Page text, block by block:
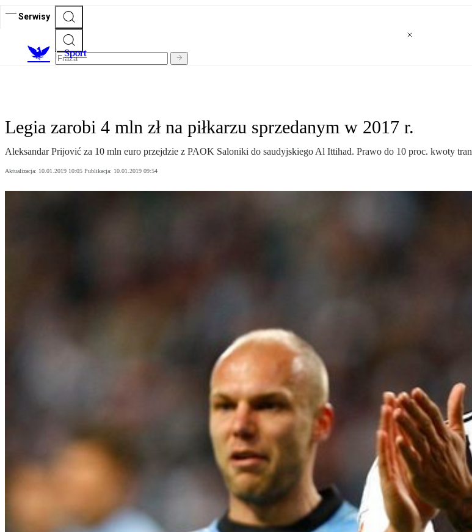
Serwisy
Sport
Legia zarobi 4 mln zł na piłkarzu sprzedanym w 2017 r.
Aleksandar Prijović za 10 mln euro przejdzie z PAOK Saloniki do saudyjskiego Al Ittihad. Prawo do 10 proc. kwoty
Aktualizacja: 10.01.2019 10:05 Publikacja: 10.01.2019 09:54